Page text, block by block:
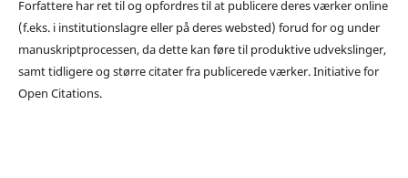
Forfattere har ret til og opfordres til at publicere deres værker online
(f.eks. i institutionslagre eller på deres websted) forud for og under
manuskriptprocessen, da dette kan føre til produktive udvekslinger,
samt tidligere og større citater fra publicerede værker. Initiative for
Open Citations.